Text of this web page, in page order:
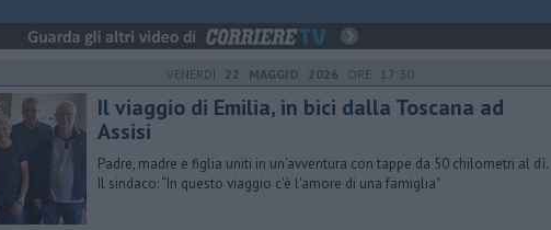
VENERDÌ 22 MAGGIO 2026 ORE 17:30
Il viaggio di Emilia, in bici dalla Toscana ad
Assisi
Padre, madre e figlia uniti in un'avventura con tappe da 50 chilometri al dì.
Il sindaco: “In questo viaggio c'è l'amore di una famiglia"